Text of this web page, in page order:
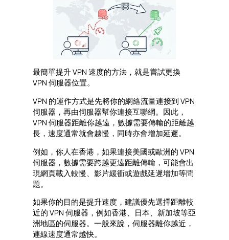
最簡單提升 VPN 速度的方法，就是嘗試更換
VPN 伺服器位置。
VPN 的運作方式是先將你的網絡流量連接到 VPN
伺服器，再由伺服器幫你連接互聯網。因此，
VPN 伺服器距離你越遠，數據需要傳輸的距離越
長，速度通常就會越慢，同時亦會增加延遲。
例如，你人在香港，如果連接美國或歐洲的 VPN
伺服器，數據需要跨越更遠距離傳輸，可能會出
現網頁載入較慢、影片緩衝或遊戲延遲增加等問
題。
如果你的目的是提升速度，建議優先選擇距離較
近的 VPN 伺服器，例如香港、日本、新加坡等亞
洲地區的伺服器。一般來說，伺服器離你越近，
連線速度通常越快。